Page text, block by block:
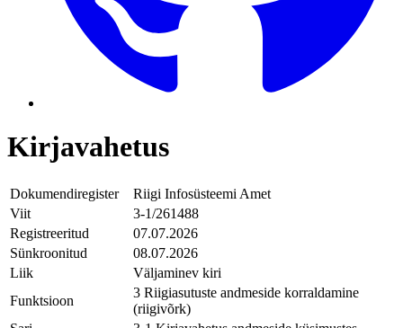
Kirjavahetus
Dokumendiregister
Riigi Infosüsteemi Amet
Viit
3-1/261488
Registreeritud
07.07.2026
Sünkroonitud
08.07.2026
Liik
Väljaminev kiri
Funktsioon
3 Riigiasutuste andmeside korraldamine
(riigivõrk)